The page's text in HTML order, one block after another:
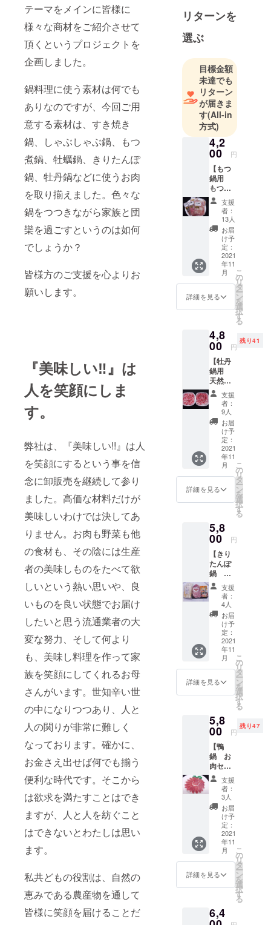
テーマをメインに皆様に
様々な商材をご紹介させて
頂くというプロジェクトを
企画しました。
鍋料理に使う素材は何でも
ありなのですが、今回ご用
意する素材は、すき焼き
鍋、しゃぶしゃぶ鍋、もつ
煮鍋、牡蠣鍋、きりたんぽ
鍋、牡丹鍋などに使うお肉
を取り揃えました。色々な
鍋をつつきながら家族と団
欒を過ごすというのは如何
でしょうか？
皆様方のご支援を心よりお
願いします。
『美味しい‼』は
人を笑顔にしま
す。
弊社は、『美味しい!!』は人
を笑顔にするという事を信
念に卸販売を継続して参り
ました。高価な材料だけが
美味しいわけでは決してあ
りません。お肉も野菜も他
の食材も、その陰には生産
者の美味しものをたべて欲
しいという熱い思いや、良
いものを良い状態でお届け
したいと思う流通業者の大
変な努力、そして何より
も、美味し料理を作って家
族を笑顔にしてくれるお母
さんがいます。世知辛い世
の中になりつつあり、人と
人の関りが非常に難しく
なっております。確かに、
お金さえ出せば何でも揃う
便利な時代です。そこから
は欲求を満たすことはでき
ますが、人と人を紡ぐこと
はできないとわたしは思い
ます。
私共どもの役割は、自然の
恵みである農産物を通して
皆様に笑顔を届けることだ
店、高級イ
タリア料理
店などに、
日本国内の
さまざまな
食材を開拓
提供し続け
て参りまし
た。特に国
産ジビエに
関しまして
は、ホテル
やレストラ
ンの料理長
たちと共に
安定供給の
基礎を作り
あげること
ができたと
思います。
料理人に
『これは旨
て貰いたく
て今日まで
きました
が、今後は
その思いを
一般の方々
にもお伝え
思っており
ます。
リターンを
選ぶ
目標金額
未達でも
リターン
が届きま
す(All-in
方式)
4,2
00 円
【もつ
鍋用
もつ肉
セッ
ト】
【定価
￥6440
】
黒毛和
牛の内
臓肉を
カット
してあ
りま
す。流
水で解
さっと
洗い流
して頂
きその
ままお
使いく
ださ
い。 ①
黒毛和
牛小
腸 200
ｇ×2
②黒毛
和牛シ
マチョ
ウ 200
ｇ×1 ③
ラ 200
ｇ×1 ④
黒毛和
牛ハチ
ノス
200ｇ
×1
支援
者：
13人
お届
け予
定：
2021
年11
月
詳細を見る
こ
の
リ
タ
ー
ン
を
選
択
す
る
4,8
00 円
残り41
【牡丹
鍋用
天然猪
肉セッ
ト】
【限定
50セッ
ト】
【定価
￥7000
】
長崎県
の対馬
市は島
の殆ど
を森林
れてお
り、し
かも秋
には、
どんぐ
りの実
がふん
だんに
落ちて
おり、
いのし
しに
とって
は楽園
みたい
な場所
となっ
ジビエ
には旬
がある
と確信
してお
ります
ので、
寒い時
期に捕
獲した
猪のみ
を販売
してお
りま
す。食
して頂
ければ
能して
支援
者：
9人
お届
け予
定：
2021
年11
月
詳細を見る
こ
の
リ
タ
ー
ン
を
選
択
す
る
5,8
00 円
【きり
たんぽ
鍋 お
肉セッ
ト（2～
前）】
【定価
7300】
弊
社が長
年購入
をさせ
て頂い
ている
ハピー
んは、
秋田
ジャン
ボうさ
ぎと比
内地鶏
を飼育
してお
りま
す。森
林に囲
まれた
自然の
環境下
で飼育
してお
り、名
に使っ
て頂い
支援
者：
4人
お届
け予
定：
2021
年11
月
詳細を見る
こ
の
リ
タ
ー
ン
を
選
択
す
る
5,8
00 円
残り47
【鴨
鍋 お
肉セッ
ト】
【限定
50セッ
ト】
【定価
￥7000
】
鴨鍋は
ご家庭
ではな
じみの
薄い料
理では
と思い
ます
支援
者：
3人
お届
け予
定：
2021
年11
月
詳細を見る
こ
の
リ
タ
ー
ン
を
選
択
す
る
6,4